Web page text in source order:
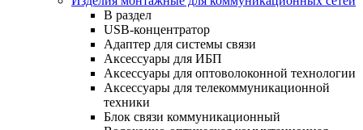
В раздел
USB-концентратор
Адаптер для системы связи
Аксессуары для ИБП
Аксессуары для оптоволоконной технологии
Аксессуары для телекоммуникационной
техники
Блок связи коммуникационный